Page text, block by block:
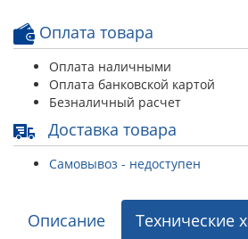
Оплата товара
Оплата наличными
Оплата банковской картой
Безналичный расчет
Доставка товара
Самовывоз - недоступен
Описание
Технические